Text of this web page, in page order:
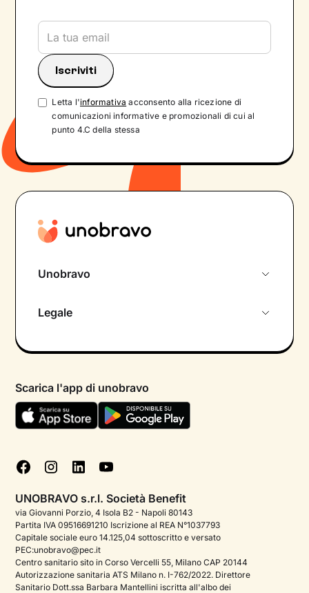
Letta l'informativa acconsento alla ricezione di
comunicazioni informative e promozionali di cui al
punto 4.C della stessa
Unobravo
Psicologo in chat
Aiuto urgente
FAQ
Podcast di psicologia
Corporate
Psicologo italiano all'estero
Sala stampa
Legale
Termini e condizioni
Informativa Privacy
Cookie policy
Gestisci cookie
Scarica l'app di unobravo
UNOBRAVO s.r.l. Società Benefit
via Giovanni Porzio, 4 Isola B2 - Napoli 80143
Partita IVA 09516691210 Iscrizione al REA N°1037793
Capitale sociale euro 14.125,04 sottoscritto e versato
PEC:unobravo@pec.it
Centro sanitario sito in Corso Vercelli 55, Milano CAP 20144
Autorizzazione sanitaria ATS Milano n. I-762/2022. Direttore
Sanitario Dott.ssa Barbara Mantellini iscritta all'albo dei